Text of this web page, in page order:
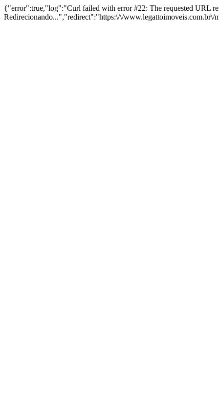
{"error":true,"log":"Curl failed with error #22: The requested URL
Redirecionando...","redirect":"https:\/\/www.legattoimoveis.com.br\/